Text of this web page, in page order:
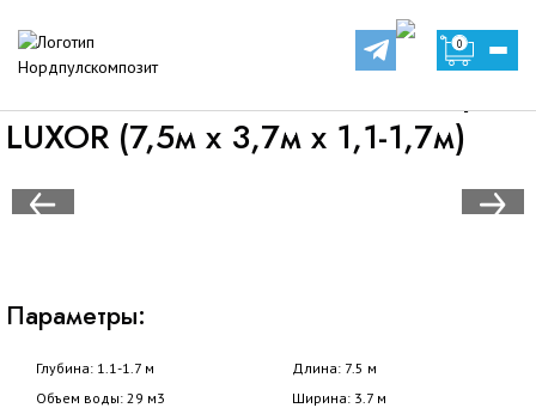
0
Композитный бассейн LUXOR 7537
LUXOR (7,5м х 3,7м х 1,1-1,7м)
Параметры:
Глубина: 1.1-1.7 м
Длина: 7.5 м
Объем воды: 29 м3
Ширина: 3.7 м